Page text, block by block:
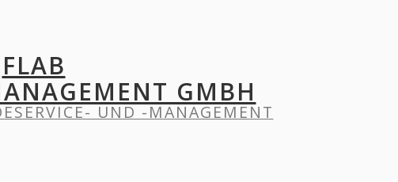
FLAB
GMBH
UND -MANAGEMENT